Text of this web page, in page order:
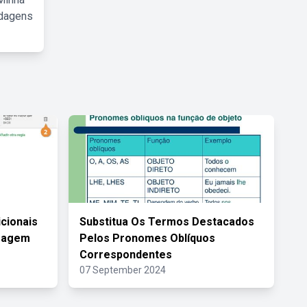
Substitua Os Termos Destacados
Pelos Pronomes Oblíquos
Correspondentes
07 September 2024